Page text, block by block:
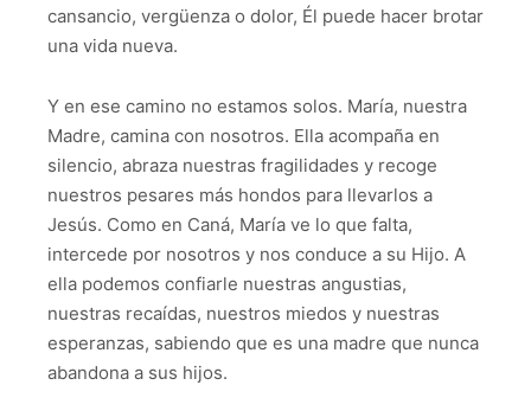
cansancio, vergüenza o dolor, Él puede hacer brotar
una vida nueva.
Y en ese camino no estamos solos. María, nuestra
Madre, camina con nosotros. Ella acompaña en
silencio, abraza nuestras fragilidades y recoge
nuestros pesares más hondos para llevarlos a
Jesús. Como en Caná, María ve lo que falta,
intercede por nosotros y nos conduce a su Hijo. A
ella podemos confiarle nuestras angustias,
nuestras recaídas, nuestros miedos y nuestras
esperanzas, sabiendo que es una madre que nunca
abandona a sus hijos.